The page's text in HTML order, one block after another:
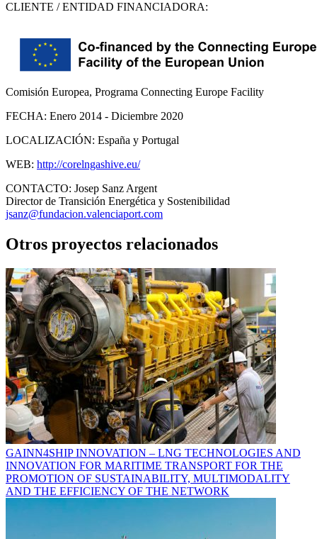
CLIENTE / ENTIDAD FINANCIADORA:
Comisión Europea, Programa Connecting Europe Facility
FECHA: Enero 2014 - Diciembre 2020
LOCALIZACIÓN: España y Portugal
WEB: http://corelngashive.eu/
CONTACTO: Josep Sanz Argent
Director de Transición Energética y Sostenibilidad
jsanz@fundacion.valenciaport.com
Otros proyectos relacionados
GAINN4SHIP INNOVATION – LNG TECHNOLOGIES AND
INNOVATION FOR MARITIME TRANSPORT FOR THE
PROMOTION OF SUSTAINABILITY, MULTIMODALITY
AND THE EFFICIENCY OF THE NETWORK